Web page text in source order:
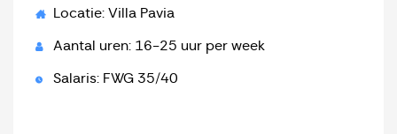
Locatie: Villa Pavia
Aantal uren: 16-25 uur per week
Salaris: FWG 35/40